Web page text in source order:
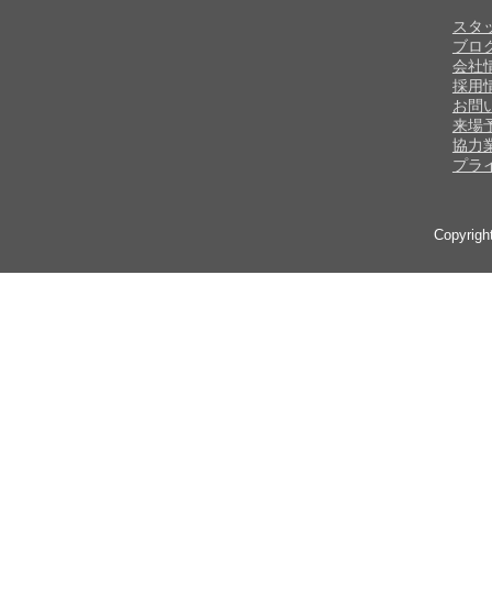
スタ
ブロ
会社
採用
お問
来場
協力
プラ